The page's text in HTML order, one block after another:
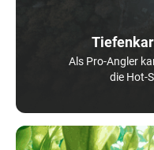
Als Pro-Angler
die Hot-